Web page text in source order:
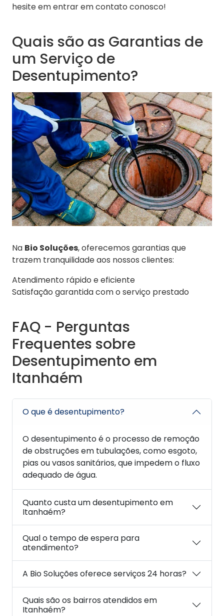
hesite em entrar em contato conosco!
Quais são as Garantias de
um Serviço de
Desentupimento?
Na Bio Soluções, oferecemos garantias que
trazem tranquilidade aos nossos clientes:
Atendimento rápido e eficiente
Satisfação garantida com o serviço prestado
FAQ - Perguntas
Frequentes sobre
Desentupimento em
Itanhaém
O que é desentupimento?
O desentupimento é o processo de remoção
de obstruções em tubulações, como esgoto,
pias ou vasos sanitários, que impedem o fluxo
adequado de água.
Quanto custa um desentupimento em
Itanhaém?
Qual o tempo de espera para
atendimento?
A Bio Soluções oferece serviços 24 horas?
Quais são os bairros atendidos em
Itanhaém?